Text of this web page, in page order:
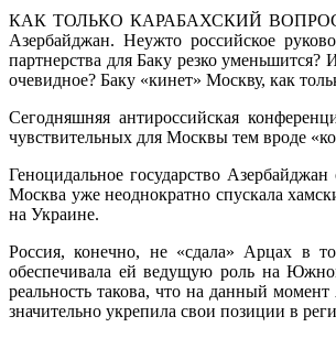
КАК ТОЛЬКО КАРАБАХСКИЙ ВОПРОС
Азербайджан. Неужто российское
партнерства для Баку резко
очевидное? Баку «кинет» Москву, как
Сегодняшняя антироссийская
чувствительных для Москвы тем вроде
Геноцидальное государство
Москва уже неоднократно спускала
на Украине.
Россия, конечно, не «сдала» Арцах в
обеспечивала ей ведущую роль на
реальность такова, что на данный
значительно укрепила свои позиции в